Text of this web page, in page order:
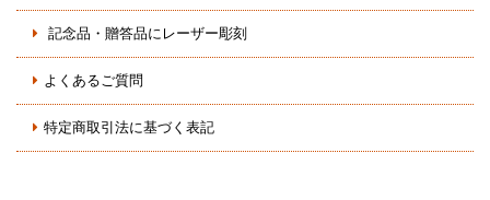
記念品・贈答品にレーザー彫刻
よくあるご質問
特定商取引法に基づく表記